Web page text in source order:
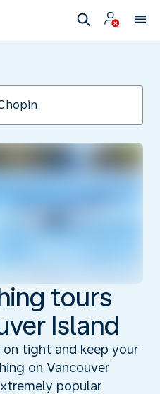
tours
Island
tight and keep your
on Vancouver
popular